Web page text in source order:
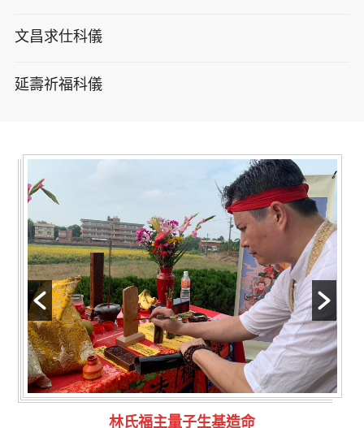
文昌求仕科儀
延壽祈福科儀
林氏福主量子生基造命